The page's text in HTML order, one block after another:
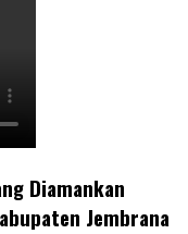
Diamankan
Jembrana